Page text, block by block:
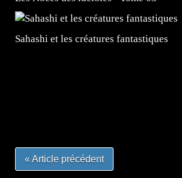
Sahashi et les créatures fantastiques
« Article précédent